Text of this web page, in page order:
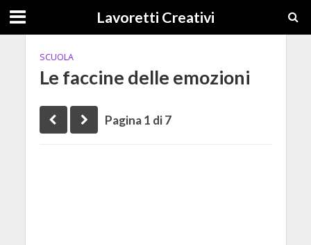
Lavoretti Creativi
SCUOLA
Le faccine delle emozioni
Pagina 1 di 7